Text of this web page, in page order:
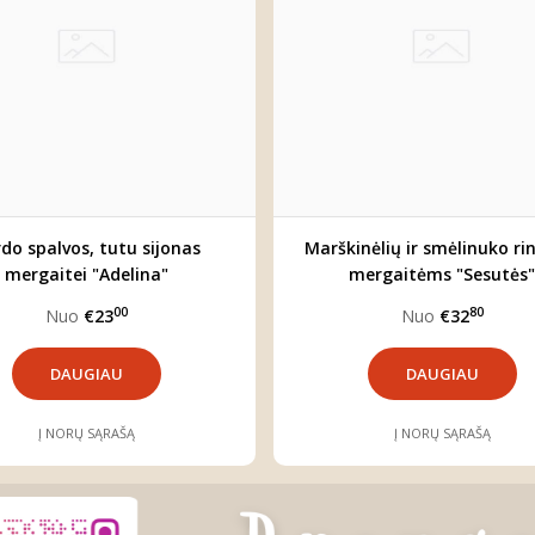
spalvos, tutu sijonas
mergaitei "Adelina"
Nuo €2300
DAUGIAU
Į NORŲ SĄRAŠĄ
Marškinėlių ir smėlinuko
mergaitėms "Sesutės"
Nuo €3280
DAUGIAU
Į NORŲ SĄRAŠĄ